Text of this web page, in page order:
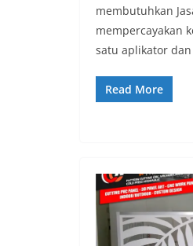
membutuhkan
mempercayakan
satu aplikator
Read More